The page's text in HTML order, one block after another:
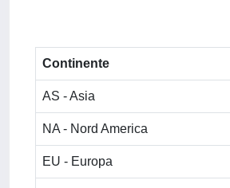
Continente
AS - Asia
NA - Nord America
EU - Europa